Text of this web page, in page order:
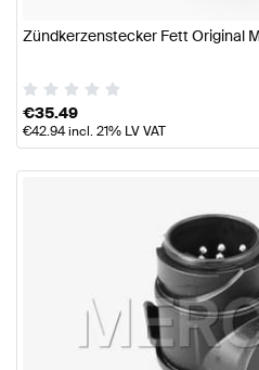
Zündkerzenstecker Fett Original
€35.49
€42.94incl. 21% LV VAT